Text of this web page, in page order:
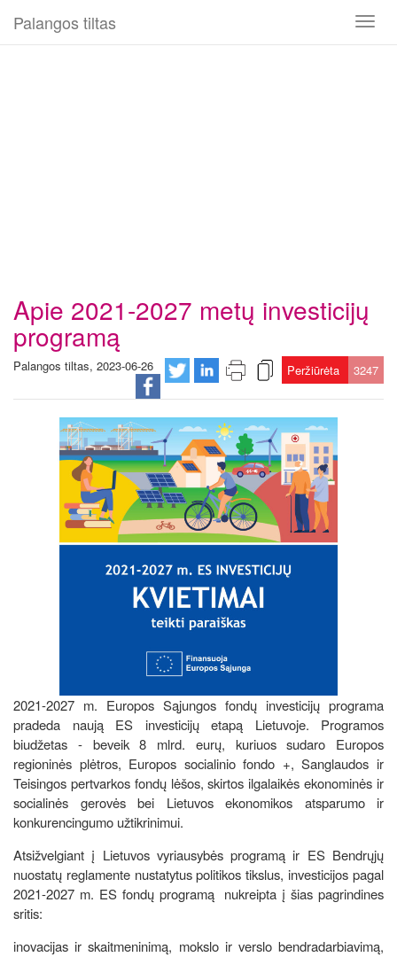
Toggle
Palangos tiltas
Apie 2021-2027 metų investicijų
programą
Palangos tiltas, 2023-06-26 Peržiūrėta 3247
2021-2027 m. Europos Sąjungos fondų investicijų programa
pradeda naują ES investicijų etapą Lietuvoje. Programos
biudžetas - beveik 8 mlrd. eurų, kuriuos sudaro Europos
regioninės plėtros, Europos socialinio fondo +, Sanglaudos ir
Teisingos pertvarkos fondų lėšos, skirtos ilgalaikės ekonominės ir
socialinės gerovės bei Lietuvos ekonomikos atsparumo ir
konkurencingumo užtikrinimui.
Atsižvelgiant į Lietuvos vyriausybės programą ir ES Bendrųjų
nuostatų reglamente nustatytus politikos tikslus, investicijos pagal
2021-2027 m. ES fondų programą nukreipta į šias pagrindines
sritis:
inovacijas ir skaitmeninimą, mokslo ir verslo bendradarbiavimą,